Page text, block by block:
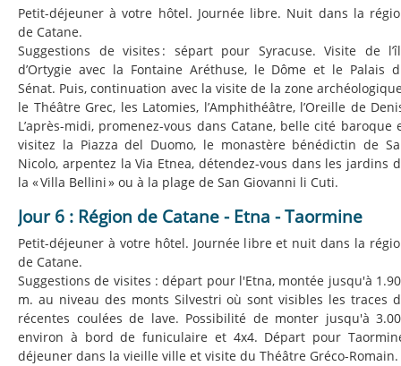
Petit-déjeuner à votre hôtel. Journée libre. Nuit dans la
de Catane.
Suggestions de visites : sépart pour Syracuse. Visite de
d’Ortygie avec la Fontaine Aréthuse, le Dôme et le Palais
Sénat. Puis, continuation avec la visite de la zone
le Théâtre Grec, les Latomies, l’Amphithéâtre, l’Oreille de
L’après-midi, promenez-vous dans Catane, belle cité baroque
visitez la Piazza del Duomo, le monastère bénédictin de
Nicolo, arpentez la Via Etnea, détendez-vous dans les jardins
la « Villa Bellini » ou à la plage de San Giovanni li Cuti.
Jour 6 : Région de Catane - Etna - Taormine
Petit-déjeuner à votre hôtel. Journée libre et nuit dans la
de Catane.
Suggestions de visites : départ pour l'Etna, montée jusqu'à
m. au niveau des monts Silvestri où sont visibles les traces
récentes coulées de lave. Possibilité de monter jusqu'à
environ à bord de funiculaire et 4x4. Départ pour
déjeuner dans la vieille ville et visite du Théâtre Gréco-Romain.